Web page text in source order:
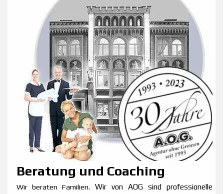
Beratung und Coaching
Wir beraten Familien. Wir von AOG sind professionelle